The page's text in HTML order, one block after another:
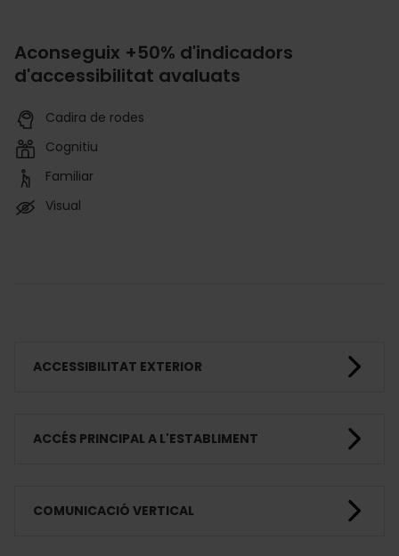
Aconseguix +50% d'indicadors
d'accessibilitat avaluats
Cadira de rodes
Cognitiu
Familiar
Visual
ACCESSIBILITAT EXTERIOR
ACCÉS PRINCIPAL A L'ESTABLIMENT
COMUNICACIÓ VERTICAL